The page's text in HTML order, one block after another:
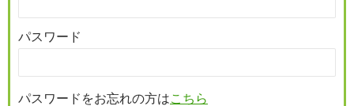
パスワード
パスワードをお忘れの方はこちら